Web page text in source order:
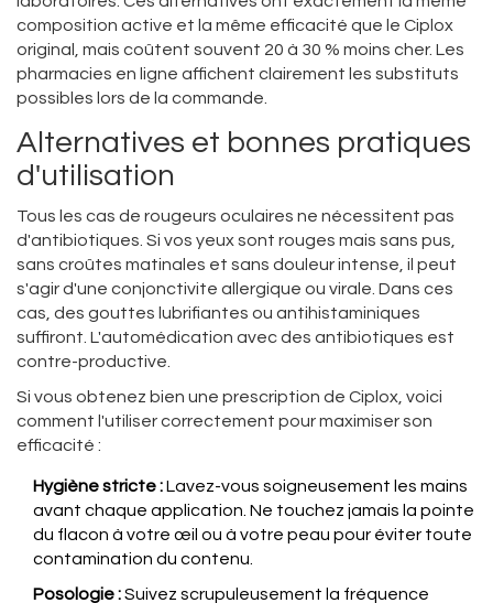
composition active et la même efficacité que le Ciplox
original, mais coûtent souvent 20 à 30 % moins cher. Les
pharmacies en ligne affichent clairement les substituts
possibles lors de la commande.
Alternatives et bonnes pratiques
d'utilisation
Tous les cas de rougeurs oculaires ne nécessitent pas
d'antibiotiques. Si vos yeux sont rouges mais sans pus,
sans croûtes matinales et sans douleur intense, il peut
s'agir d'une conjonctivite allergique ou virale. Dans ces
cas, des gouttes lubrifiantes ou antihistaminiques
suffiront. L'automédication avec des antibiotiques est
contre-productive.
Si vous obtenez bien une prescription de Ciplox, voici
comment l'utiliser correctement pour maximiser son
efficacité :
Hygiène stricte :Lavez-vous soigneusement les mains
avant chaque application. Ne touchez jamais la pointe
du flacon à votre œil ou à votre peau pour éviter toute
contamination du contenu.
Posologie :Suivez scrupuleusement la fréquence